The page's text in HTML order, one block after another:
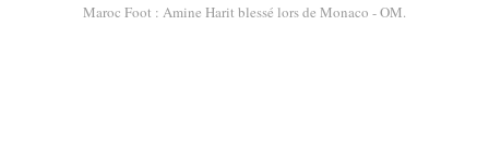
Maroc Foot : Amine Harit blessé lors de Monaco - OM.